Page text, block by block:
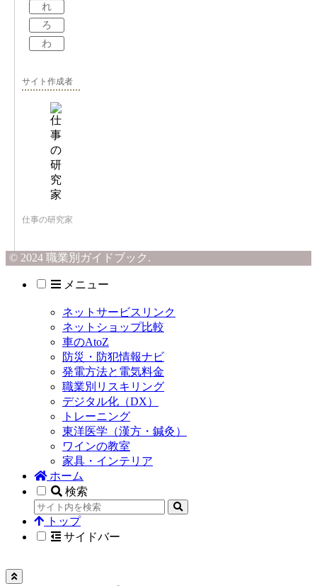
れ
ろ
わ
サイト作成者
仕事の研究家
© 2024 職業別ガイドブック.
メニュー
ネットサービスリンク
ネットショップ比較
車のAtoZ
防災・防犯情報ナビ
発電方法と電気料金
職業別リスキリング
デジタル化（DX）
トレーニング
東洋医学（漢方・鍼灸）
ワインの教室
家具・インテリア
ホーム
検索
トップ
サイドバー